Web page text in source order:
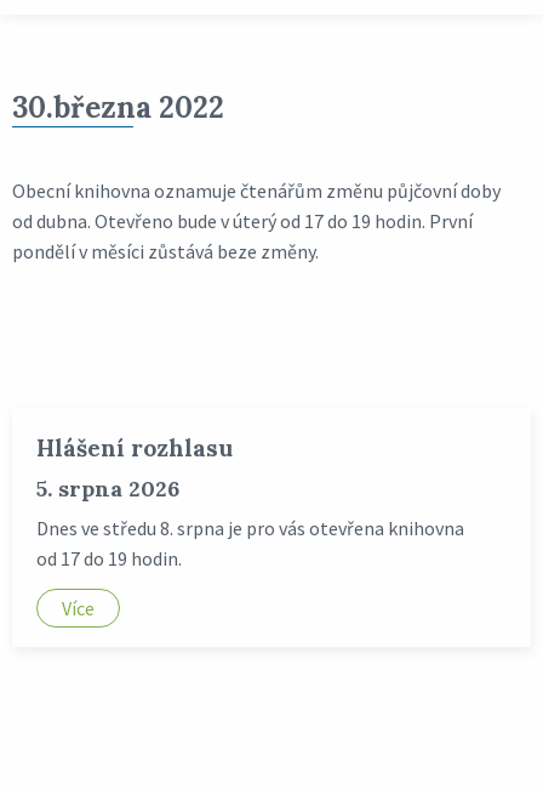
30.března 2022
Obecní knihovna oznamuje čtenářům změnu půjčovní doby
od dubna. Otevřeno bude v úterý od 17 do 19 hodin. První
pondělí v měsíci zůstává beze změny.
Hlášení rozhlasu
5. srpna 2026
Dnes ve středu 8. srpna je pro vás otevřena knihovna
od 17 do 19 hodin.
Více